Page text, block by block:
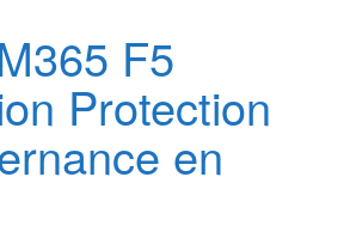
F5
Protection
en